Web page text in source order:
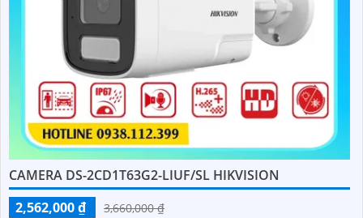
CAMERA DS-2CD1T63G2-LIUF/SL HIKVISION
2,562,000 ₫
3,660,000 ₫